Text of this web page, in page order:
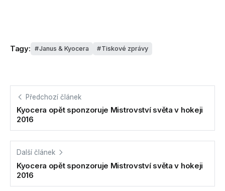
Tagy: Janus & Kyocera Tiskové zprávy
Předchozí článek
Kyocera opět sponzoruje Mistrovství světa v hokeji
2016
Další článek
Kyocera opět sponzoruje Mistrovství světa v hokeji
2016